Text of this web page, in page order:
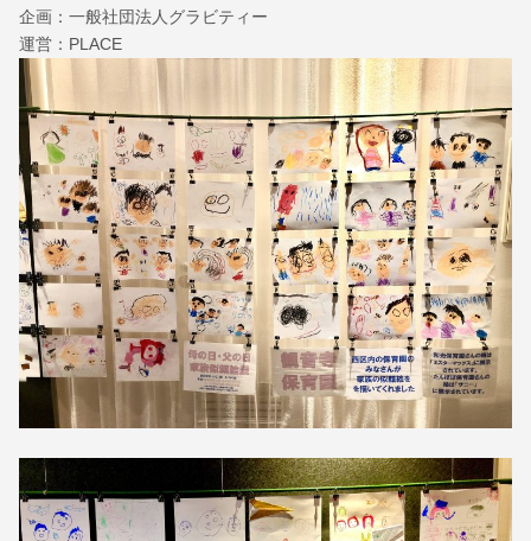
企画：一般社団法人グラビティー
運営：PLACE